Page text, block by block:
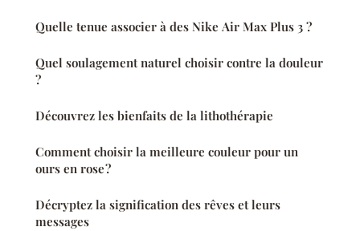
Quelle tenue associer à des Nike Air Max Plus 3 ?
Quel soulagement naturel choisir contre la douleur
?
Découvrez les bienfaits de la lithothérapie
Comment choisir la meilleure couleur pour un
ours en rose ?
Décryptez la signification des rêves et leurs
messages